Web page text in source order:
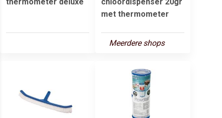
met thermometer
Meerdere shops